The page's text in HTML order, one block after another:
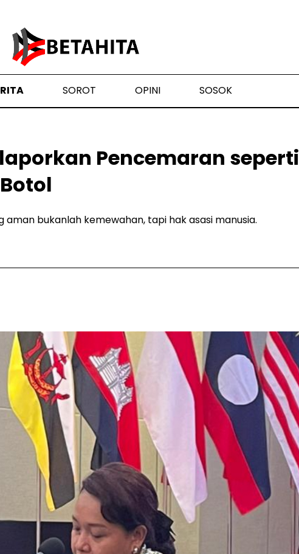
SOROT OPINI SOSOK
Pencemaran seperti
aman bukanlah kemewahan, tapi hak asasi manusia.